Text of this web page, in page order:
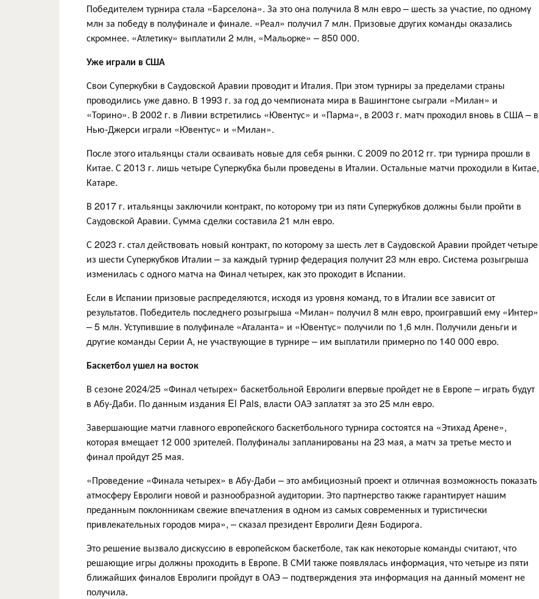
Победителем турнира стала «Барселона». За это она получила 8 млн евро – шесть за участие, по одному
млн за победу в полуфинале и финале. «Реал» получил 7 млн. Призовые других команды оказались
скромнее. «Атлетику» выплатили 2 млн, «Мальорке» – 850 000.
Уже играли в США
Свои Суперкубки в Саудовской Аравии проводит и Италия. При этом турниры за пределами страны
проводились уже давно. В 1993 г. за год до чемпионата мира в Вашингтоне сыграли «Милан» и
«Торино». В 2002 г. в Ливии встретились «Ювентус» и «Парма», в 2003 г. матч проходил вновь в США – в
Нью-Джерси играли «Ювентус» и «Милан».
После этого итальянцы стали осваивать новые для себя рынки. С 2009 по 2012 гг. три турнира прошли в
Китае. С 2013 г. лишь четыре Суперкубка были проведены в Италии. Остальные матчи проходили в Китае,
Катаре.
В 2017 г. итальянцы заключили контракт, по которому три из пяти Суперкубков должны были пройти в
Саудовской Аравии. Сумма сделки составила 21 млн евро.
С 2023 г. стал действовать новый контракт, по которому за шесть лет в Саудовской Аравии пройдет четыре
из шести Суперкубков Италии – за каждый турнир федерация получит 23 млн евро. Система розыгрыша
изменилась с одного матча на Финал четырех, как это проходит в Испании.
Если в Испании призовые распределяются, исходя из уровня команд, то в Италии все зависит от
результатов. Победитель последнего розыгрыша «Милан» получил 8 млн евро, проигравший ему «Интер»
– 5 млн. Уступившие в полуфинале «Аталанта» и «Ювентус» получили по 1,6 млн. Получили деньги и
другие команды Серии А, не участвующие в турнире – им выплатили примерно по 140 000 евро.
Баскетбол ушел на восток
В сезоне 2024/25 «Финал четырех» баскетбольной Евролиги впервые пройдет не в Европе – играть будут
в Абу-Даби. По данным издания El Pais, власти ОАЭ заплатят за это 25 млн евро.
Завершающие матчи главного европейского баскетбольного турнира состоятся на «Этихад Арене»,
которая вмещает 12 000 зрителей. Полуфиналы запланированы на 23 мая, а матч за третье место и
финал пройдут 25 мая.
«Проведение «Финала четырех» в Абу-Даби – это амбициозный проект и отличная возможность показать
атмосферу Евролиги новой и разнообразной аудитории. Это партнерство также гарантирует нашим
преданным поклонникам свежие впечатления в одном из самых современных и туристически
привлекательных городов мира», – сказал президент Евролиги Деян Бодирога.
Это решение вызвало дискуссию в европейском баскетболе, так как некоторые команды считают, что
решающие игры должны проходить в Европе. В СМИ также появлялась информация, что четыре из пяти
ближайших финалов Евролиги пройдут в ОАЭ – подтверждения эта информация на данный момент не
получила.